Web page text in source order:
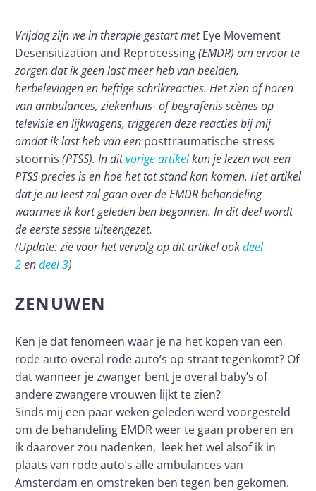
Vrijdag zijn we in therapie gestart metEye Movement
Desensitization and Reprocessing(EMDR) om ervoor te
zorgen dat ik geen last meer heb van beelden,
herbelevingen en heftige schrikreacties. Het zien of horen
van ambulances, ziekenhuis- of begrafenis scènes op
televisie en lijkwagens, triggeren deze reacties bij mij
omdat ik last heb van een posttraumatische stress
stoornis (PTSS). In ditvorige artikelkun je lezen wat een
PTSS precies is en hoe het tot stand kan komen. Het artikel
dat je nu leest zal gaan over de EMDR behandeling
waarmee ik kort geleden ben begonnen. In dit deel wordt
de eerste sessie uiteengezet.
(Update: zie voor het vervolg op dit artikel ookdeel
2endeel 3)
ZENUWEN
Ken je dat fenomeen waar je na het kopen van een
rode auto overal rode auto’s op straat tegenkomt? Of
dat wanneer je zwanger bent je overal baby’s of
andere zwangere vrouwen lijkt te zien?
Sinds mij een paar weken geleden werd voorgesteld
om de behandeling EMDR weer te gaan proberen en
ik daarover zou nadenken, leek het wel alsof ik in
plaats van rode auto’s alle ambulances van
Amsterdam en omstreken ben tegen ben gekomen.